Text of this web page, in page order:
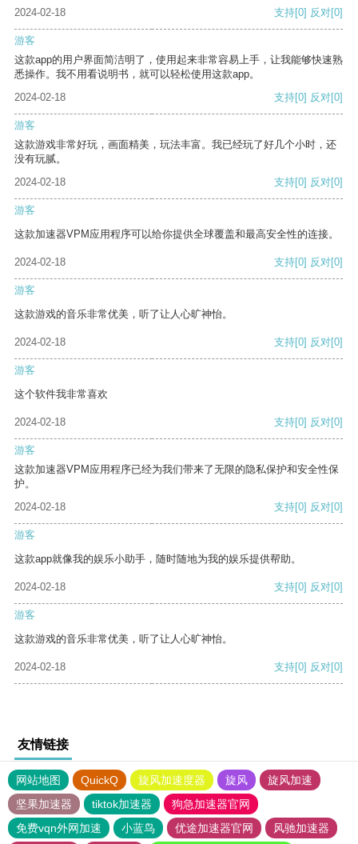
2024-02-18 支持[0] 反对[0]
游客
这款app的用户界面简洁明了，使用起来非常容易上手，让我能够快速熟
悉操作。我不用看说明书，就可以轻松使用这款app。
2024-02-18
支持[0] 反对[0]
游客
这款游戏非常好玩，画面精美，玩法丰富。我已经玩了好几个小时，还
没有玩腻。
2024-02-18
支持[0] 反对[0]
游客
这款加速器VPM应用程序可以给你提供全球覆盖和最高安全性的连接。
2024-02-18 支持[0] 反对[0]
游客
这款游戏的音乐非常优美，听了让人心旷神怡。
2024-02-18 支持[0] 反对[0]
游客
这个软件我非常喜欢
2024-02-18 支持[0] 反对[0]
游客
这款加速器VPM应用程序已经为我们带来了无限的隐私保护和安全性保
护。
2024-02-18
支持[0] 反对[0]
游客
这款app就像我的娱乐小助手，随时随地为我的娱乐提供帮助。
2024-02-18 支持[0] 反对[0]
游客
这款游戏的音乐非常优美，听了让人心旷神怡。
2024-02-18 支持[0] 反对[0]
友情链接
网站地图 QuickQ 旋风加速度器 旋风
旋风加速
坚果加速器
tiktok加速器
狗急加速器官网
免费vqn外网加速
小蓝鸟 优途加速器官网 风驰加速器